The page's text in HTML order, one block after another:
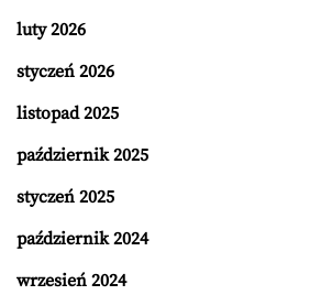
luty 2026
styczeń 2026
listopad 2025
październik 2025
styczeń 2025
październik 2024
wrzesień 2024